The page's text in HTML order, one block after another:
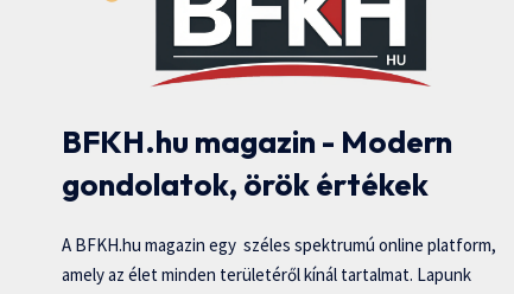
BFKH.hu magazin - Modern
gondolatok, örök értékek
A BFKH.hu magazin egy széles spektrumú online platform,
amely az élet minden területéről kínál tartalmat. Lapunk